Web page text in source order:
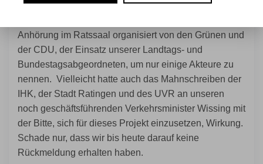
breit kommuniziert wurde. Dazu zählen die Berichte in
Anhörung im Ratssaal organisiert von den Grünen und
der CDU, der Einsatz unserer Landtags- und
Bundestagsabgeordneten, um nur einige Akteure zu
nennen. Vielleicht hatte auch das Mahnschreiben der
IHK, der Stadt Ratingen und des UVR an unseren
noch geschäftsführenden Verkehrsminister Wissing mit
der Bitte, sich für dieses Projekt einzusetzen, Wirkung.
Schade nur, dass wir bis heute darauf keine
Rückmeldung erhalten haben.